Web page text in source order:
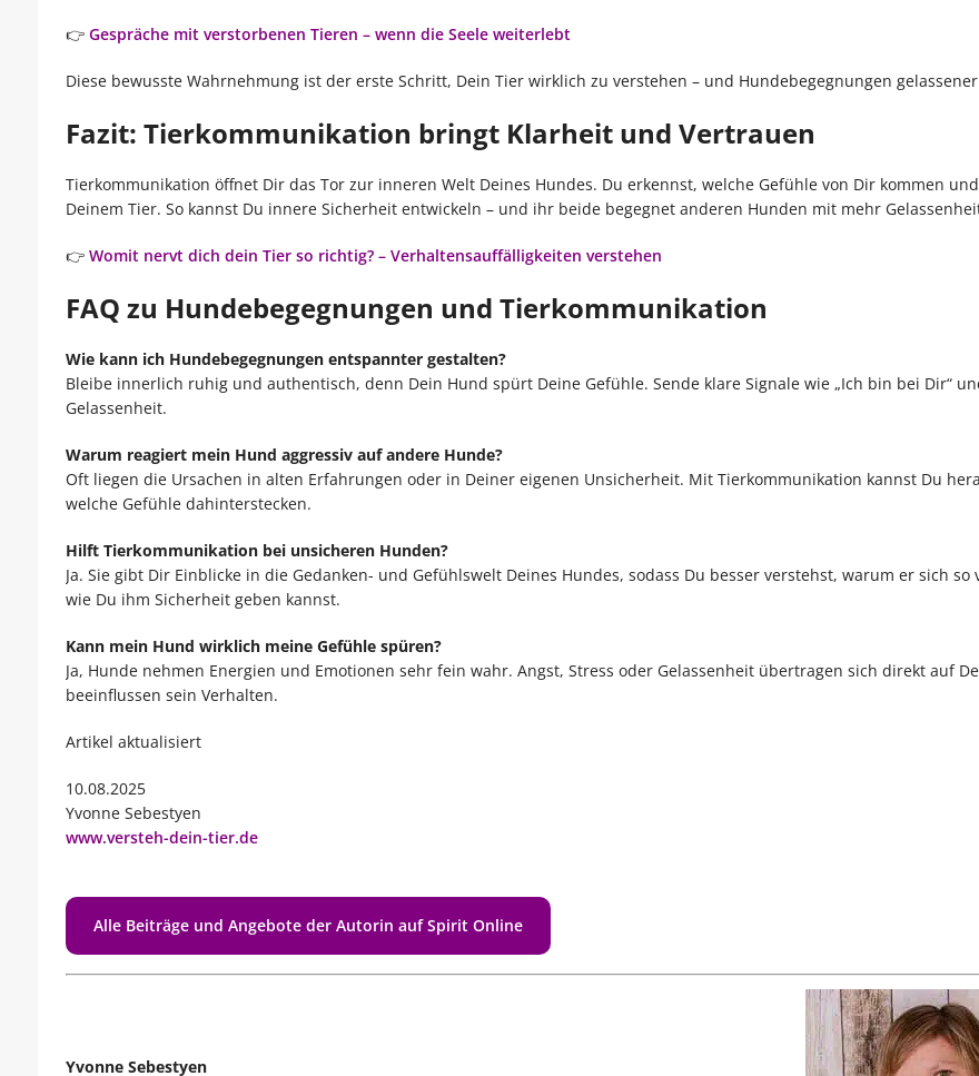
👉 Gespräche mit verstorbenen Tieren – wenn die Seele weiterlebt
Diese bewusste Wahrnehmung ist der erste Schritt, Dein Tier wirklich zu verstehen – und Hundebegegnungen
Fazit: Tierkommunikation bringt Klarheit und Vertrauen
Tierkommunikation öffnet Dir das Tor zur inneren Welt Deines Hundes. Du erkennst, welche Gefühle von Dir kommen
Deinem Tier. So kannst Du innere Sicherheit entwickeln – und ihr beide begegnet anderen Hunden mit mehr
👉 Womit nervt dich dein Tier so richtig? – Verhaltensauffälligkeiten verstehen
FAQ zu Hundebegegnungen und Tierkommunikation
Wie kann ich Hundebegegnungen entspannter gestalten?
Bleibe innerlich ruhig und authentisch, denn Dein Hund spürt Deine Gefühle. Sende klare Signale wie „Ich bin bei Dir“
Gelassenheit.
Warum reagiert mein Hund aggressiv auf andere Hunde?
Oft liegen die Ursachen in alten Erfahrungen oder in Deiner eigenen Unsicherheit. Mit Tierkommunikation kannst Du
welche Gefühle dahinterstecken.
Hilft Tierkommunikation bei unsicheren Hunden?
Ja. Sie gibt Dir Einblicke in die Gedanken- und Gefühlswelt Deines Hundes, sodass Du besser verstehst, warum er sich so
wie Du ihm Sicherheit geben kannst.
Kann mein Hund wirklich meine Gefühle spüren?
Ja, Hunde nehmen Energien und Emotionen sehr fein wahr. Angst, Stress oder Gelassenheit übertragen sich direkt auf
beeinflussen sein Verhalten.
Artikel aktualisiert
10.08.2025
Yvonne Sebestyen
www.versteh-dein-tier.de
Alle Beiträge und Angebote der Autorin auf Spirit Online
Yvonne Sebestyen